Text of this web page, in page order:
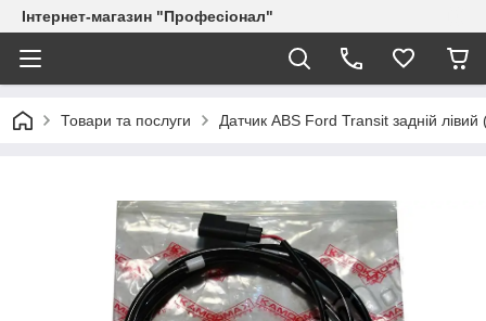
Інтернет-магазин "Професіонал"
Товари та послуги Датчик ABS Ford Transit задній